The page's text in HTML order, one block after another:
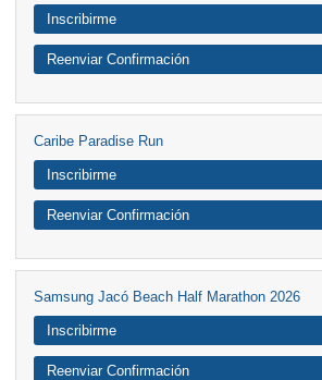
Inscribirme
Reenviar Confirmación
Caribe Paradise Run
Inscribirme
Reenviar Confirmación
Samsung Jacó Beach Half Marathon 2026
Inscribirme
Reenviar Confirmación